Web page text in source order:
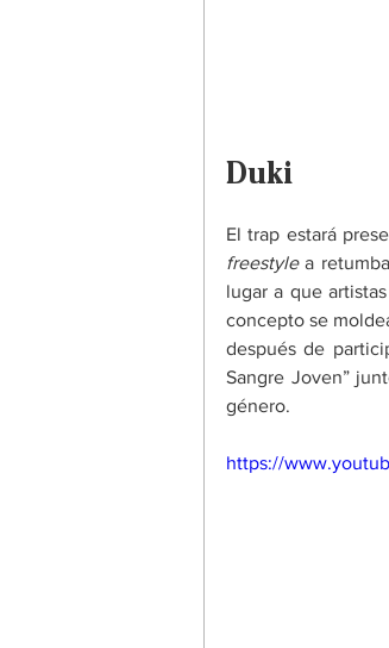
Duki
El trap estará
freestyle a
lugar a que
concepto se
después de
Sangre Joven”
género.
https://